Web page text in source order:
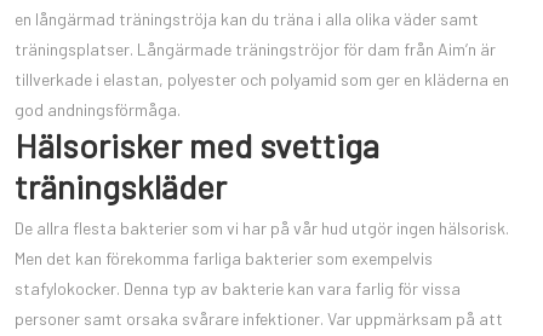
en långärmad träningströja kan du träna i alla olika väder samt
träningsplatser. Långärmade träningströjor för dam från Aim’n är
tillverkade i elastan, polyester och polyamid som ger en kläderna en
god andningsförmåga.
Hälsorisker med svettiga
träningskläder
De allra flesta bakterier som vi har på vår hud utgör ingen hälsorisk.
Men det kan förekomma farliga bakterier som exempelvis
stafylokocker. Denna typ av bakterie kan vara farlig för vissa
personer samt orsaka svårare infektioner. Var uppmärksam på att